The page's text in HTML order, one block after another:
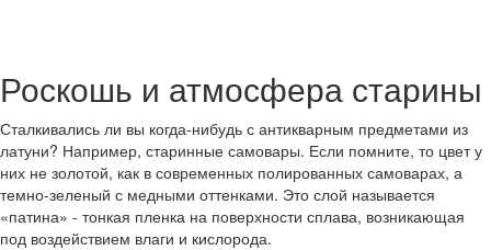
Роскошь и атмосфера старины
Сталкивались ли вы когда-нибудь с антикварным предметами из
латуни? Например, старинные самовары. Если помните, то цвет у
них не золотой, как в современных полированных самоварах, а
темно-зеленый с медными оттенками. Это слой называется
«патина» - тонкая пленка на поверхности сплава, возникающая
под воздействием влаги и кислорода.